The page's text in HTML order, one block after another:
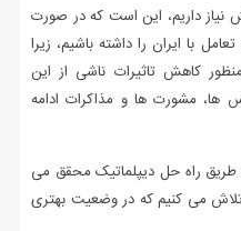
داریم، این است که در صورت
با ایران را داشته باشیم، زیرا
کاهش تاثیرات ناشی از این
ها، مشورت ها و مذاکرات ادامه
طریق راه حل دیپلماتیک محقق می
تلاش می کنیم که در وضعیت بهتری